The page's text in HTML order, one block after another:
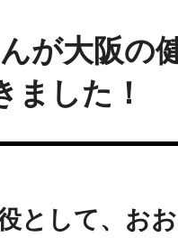
が大阪の
ました！
として、お